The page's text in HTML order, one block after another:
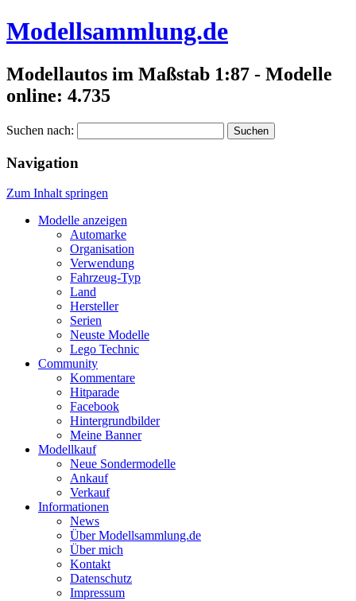
Modellsammlung.de
Modellautos im Maßstab 1:87 - Modelle
online: 4.735
Suchen nach:
Navigation
Zum Inhalt springen
Modelle anzeigen
Automarke
Organisation
Verwendung
Fahrzeug-Typ
Land
Hersteller
Serien
Neuste Modelle
Lego Technic
Community
Kommentare
Hitparade
Facebook
Hintergrundbilder
Meine Banner
Modellkauf
Neue Sondermodelle
Ankauf
Verkauf
Informationen
News
Über Modellsammlung.de
Über mich
Kontakt
Datenschutz
Impressum